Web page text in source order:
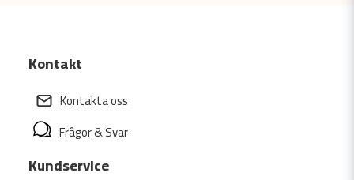
Kontakt
Kontakta oss
Frågor & Svar
Kundservice